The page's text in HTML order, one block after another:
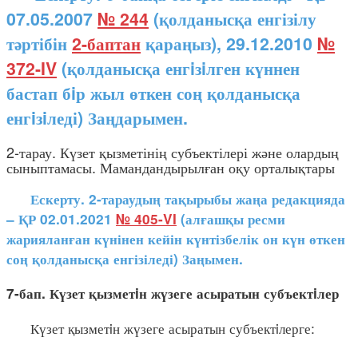
07.05.2007 № 244 (қолданысқа енгізілу
тәртібін2-баптанқараңыз), 29.12.2010 №
372-IV (қолданысқа енгiзiлген күннен
бастап бiр жыл өткен соң қолданысқа
енгiзiледі) Заңдарымен.
2-тарау. Күзет қызметінің субъектілері және олардың
сыныптамасы. Мамандандырылған оқу орталықтары
Ескерту. 2-тараудың тақырыбы жаңа редакцияда
– ҚР 02.01.2021 № 405-VI (алғашқы ресми
жарияланған күнінен кейін күнтізбелік он күн өткен
соң қолданысқа енгізіледі) Заңымен.
7-бап. Күзет қызметiн жүзеге асыратын субъектiлер
Күзет қызметiн жүзеге асыратын субъектiлерге: